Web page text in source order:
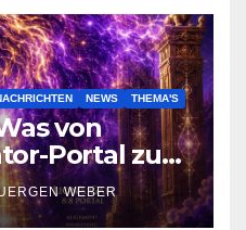
NEWS THEMA'S
von
Portal zu
WEBER